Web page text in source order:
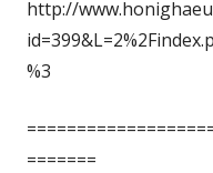
http://
%3
=======